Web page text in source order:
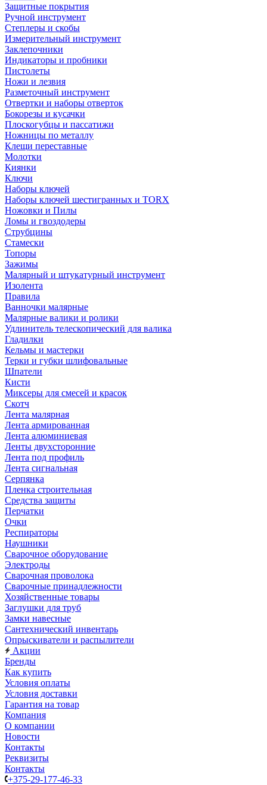
Защитные покрытия
Ручной инструмент
Степлеры и скобы
Измерительный инструмент
Заклепочники
Индикаторы и пробники
Пистолеты
Ножи и лезвия
Разметочный инструмент
Отвертки и наборы отверток
Бокорезы и кусачки
Плоскогубцы и пассатижи
Ножницы по металлу
Клещи переставные
Молотки
Киянки
Ключи
Наборы ключей
Наборы ключей шестигранных и TORX
Ножовки и Пилы
Ломы и гвоздодеры
Струбцины
Стамески
Топоры
Зажимы
Малярный и штукатурный инструмент
Изолента
Правила
Ванночки малярные
Малярные валики и ролики
Удлинитель телескопический для валика
Гладилки
Кельмы и мастерки
Терки и губки шлифовальные
Шпатели
Кисти
Миксеры для смесей и красок
Скотч
Лента малярная
Лента армированная
Лента алюминиевая
Ленты двухсторонние
Лента под профиль
Лента сигнальная
Серпянка
Пленка строительная
Средства защиты
Перчатки
Очки
Респираторы
Наушники
Сварочное оборудование
Электроды
Сварочная проволока
Сварочные принадлежности
Хозяйственные товары
Заглушки для труб
Замки навесные
Сантехнический инвентарь
Опрыскиватели и распылители
Акции
Бренды
Как купить
Условия оплаты
Условия доставки
Гарантия на товар
Компания
О компании
Новости
Контакты
Реквизиты
Контакты
+375-29-177-46-33